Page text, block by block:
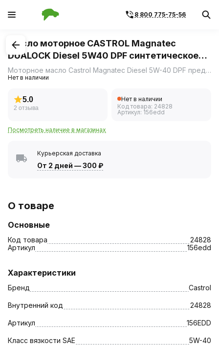
8 800 775-75-56
1/1
Масло моторное CASTROL Magnatec
DUALOCK Diesel 5W40 DPF синтетическое
4л
Моторное масло Castrol Magnatec Diesel 5W-40 DPF предназначено для дизельных и бензиновых двигателей легковых автомобилей, в которых производитель агрегата рекомендует использовать смазочные материалы, соответствующие классу вязкости SAE 5W-40 и спецификациям API SN/CF или ACEA C3, включая автомобили, оснащенные сажевым фильтром (DPF)Castrol Magnatec Diesel 5W-40 DPF одобрено к применению рядом ведущих производителей техники.
Нет в наличии
5.0
2 отзыва
Нет в наличии
Код товара: 24828
Артикул: 156edd
Посмотреть наличие в магазинах
Курьерская доставка
От 2 дней —300 ₽
О товаре
Основные
Код товара
24828
Артикул
156edd
Характеристики
Бренд Castrol
Внутренний код 24828
Артикул 156EDD
Класс вязкости SAE 5W-40